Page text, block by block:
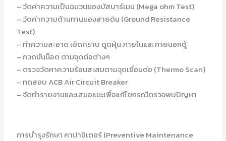
– วัดค่าความเป็นฉนวนของบัสบาร์เมน (Mega ohm Test)
– วัดค่าความต้านทานของสายดิน (Ground Resistance
Test)
– ทำความสะอาด เช็ดคราบ ดูดฝุ่น ภายในและภายนอกตู้
– กวดขันน็อต ตามจุดต่อต่างๆ
– ตรวจวัดหาความร้อนสะสมตามจุดเชื่อมต่อ (Thermo Scan)
– ทดสอบ ACB Air Circuit Breaker
– จัดทำรายงานและเสนอแนะเพื่อแก้ไขกรณีตรวจพบปัญหา
การบำรุงรักษา คาปาซิเตอร์ (Preventive Maintenance